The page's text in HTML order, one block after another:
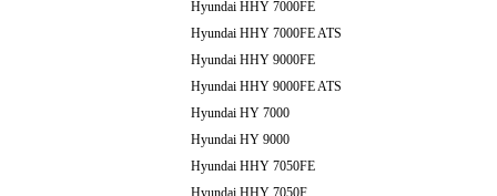
Hyundai HHY 7000FE
Hyundai HHY 7000FE ATS
Hyundai HHY 9000FE
Hyundai HHY 9000FE ATS
Hyundai HY 7000
Hyundai HY 9000
Hyundai HHY 7050FE
Hyundai HHY 7050F